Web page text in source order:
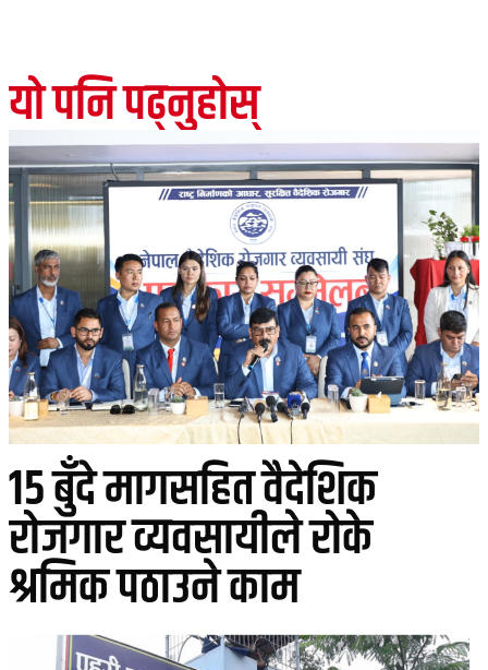
यो पनि पढ्नुहोस्
१५ बुँदे मागसहित वैदेशिक
रोजगार व्यवसायीले रोके
श्रमिक पठाउने काम